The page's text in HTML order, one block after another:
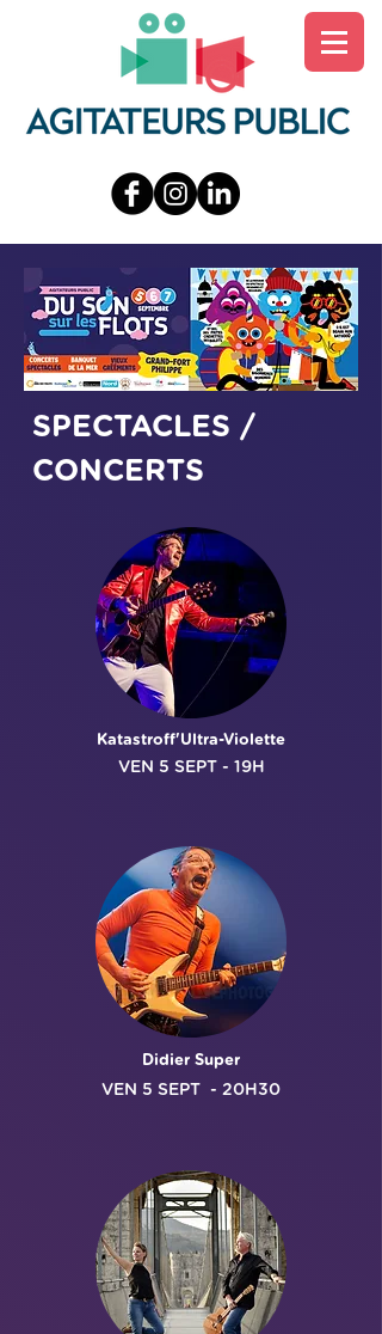
SPECTACLES /
CONCERTS
Katastroff'Ultra-Violette
VEN 5 SEPT- 19H
Didier Super
VEN 5 SEPT - 20H30